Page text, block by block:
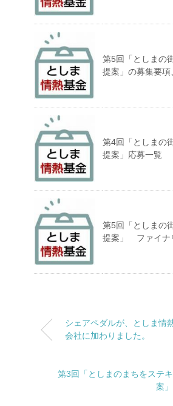
第5回「としまの
提案」の募集要項
第4回「としまの
提案」応募一覧
第5回「としまの
提案」 ファイナ
シェアペダルが、としま情
会社に加わりました。
第3回「としまのまちをステ
案